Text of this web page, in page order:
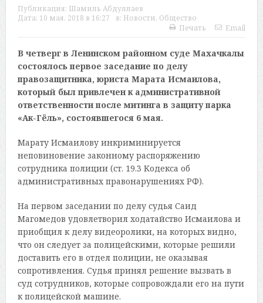
Публикация: Шамиль Абдуллаев
Дата: 10 мая, 2018 в 16:27 в: Новости, Общество
Печать
Email
В четверг в Ленинском районном суде Махачкалы
состоялось первое заседание по делу
правозащитника, юриста Марата Исмаилова,
который был привлечен к административной
ответственности после митинга в защиту парка
«Ак-Гёль», состоявшегося 6 мая.
Марату Исмаилову инкриминируется
неповиновение законному распоряжению
сотрудника полиции (ст. 19.3 Кодекса об
административных правонарушениях РФ).
На первом заседании по делу судья Саид
Магомедов удовлетворил ходатайство Исмаилова и
приобщил к делу видеоролики, на которых видно,
что он следует за полицейскими, которые решили
доставить его в отдел полиции, не оказывая
сопротивления. Судья принял решение вызвать в
суд сотрудников, которые сопровождали его на пути
к полицейской машине.